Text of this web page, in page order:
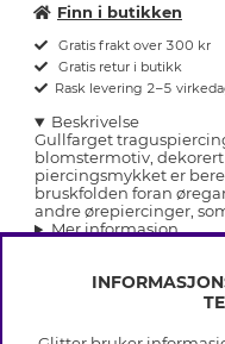
Finn i butikken
Gratis frakt over 300 kr
Gratis retur i butikk
Rask levering 2–5
Beskrivelse
Gullfarget
blomstermotiv,
piercingsmykket er
bruskfolden foran
andre ørepiercinger,
Mer informasjon